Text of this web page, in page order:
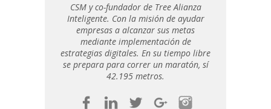
CSM y co-fundador de Tree Alianza
Inteligente. Con la misión de ayudar
empresas a alcanzar sus metas
mediante implementación de
estrategias digitales. En su tiempo libre
se prepara para correr un maratón, sí
42.195 metros.